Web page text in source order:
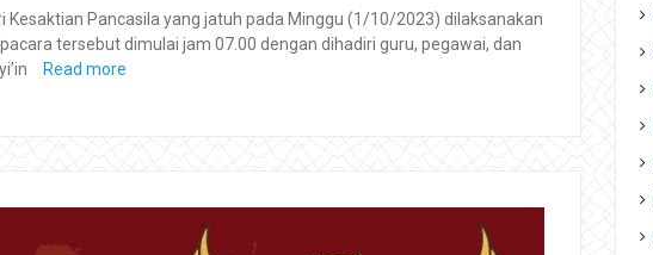
Pancasila yang jatuh pada Minggu (1/10/2023) dilaksanakan
tersebut dimulai jam 07.00 dengan dihadiri guru, pegawai, dan
Read more